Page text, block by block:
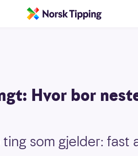
Hvor bor
som gjelder: fast